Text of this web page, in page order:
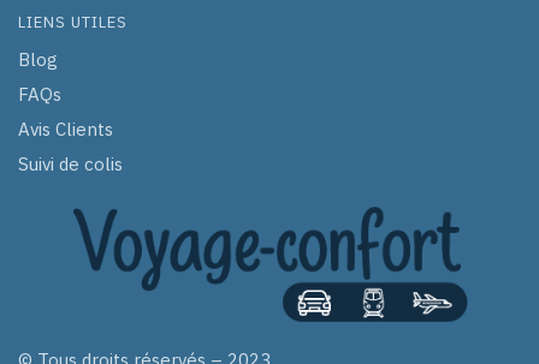
LIENS UTILES
Blog
FAQs
Avis Clients
Suivi de colis